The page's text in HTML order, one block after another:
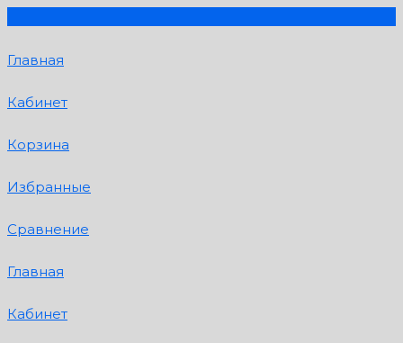
Главная
Кабинет
Корзина
Избранные
Сравнение
Главная
Кабинет